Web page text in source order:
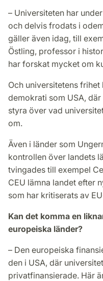
– Universiteten har
och delvis frodats i
gäller även idag, till
Östling, professor i
har forskat mycket om
Och universitetens
demokrati som USA,
styra över vad
om.
Även i länder som
kontrollen över landets
tvingades till exempel
CEU lämna landet efter
som har kritiserats av
Kan det komma en
europeiska länder?
– Den europeiska
den i USA, där
privatfinansierade. Här